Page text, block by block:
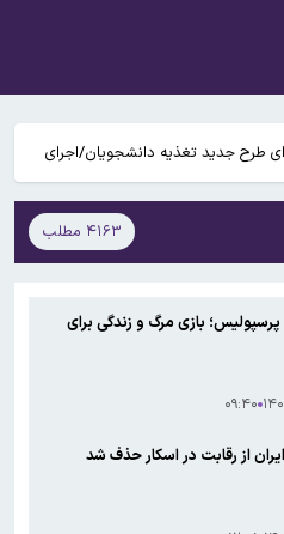
معروف
از خورشیدگرفتگی عکس
طرح جدید تغذیه دانشجویان/اجرای
طی هفته‌های آینده
وضعیت جوی ۵ روز آینده؛ موج جدید ناپایداری جوی در راه
معروف
از خورشیدگرفتگی عکس
۴۱۶۳ مطلب
- پرسپولیس؛ بازی مرگ و زندگی برای
۲۷ ۰۹:۴۰
ایران از رقابت در اسکار حذف شد